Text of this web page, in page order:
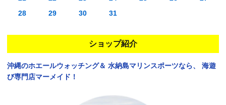
28
29 30 31
ショップ紹介
沖縄のホエールウォッチング＆ 水納島マリンスポーツなら、
海遊
び専門店マーメイド！